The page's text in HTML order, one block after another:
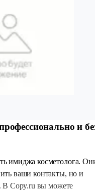
и
имиджа косметолога.
ваши контакты, но и
В Copy.ru вы можете